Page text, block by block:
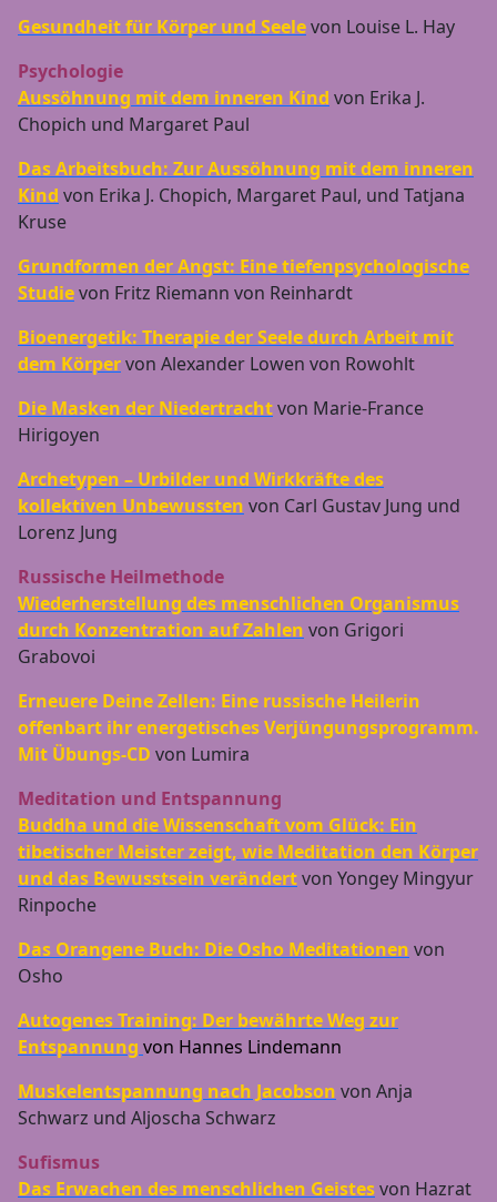
Gesundheit für Körper und Seelevon Louise L. Hay
Psychologie
Aussöhnung mit dem inneren Kind von Erika J.
Chopich und Margaret Paul
Das Arbeitsbuch: Zur Aussöhnung mit dem inneren
Kind von Erika J. Chopich, Margaret Paul, und Tatjana
Kruse
Grundformen der Angst: Eine tiefenpsychologische
Studievon Fritz Riemann von Reinhardt
Bioenergetik: Therapie der Seele durch Arbeit mit
dem Körpervon Alexander Lowen von Rowohlt
Die Masken der Niedertrachtvon Marie-France
Hirigoyen
Archetypen – Urbilder und Wirkkräfte des
kollektiven Unbewussten von Carl Gustav Jung und
Lorenz Jung
Russische Heilmethode
Wiederherstellung des menschlichen Organismus
durch Konzentration auf Zahlen von Grigori
Grabovoi
Erneuere Deine Zellen: Eine russische Heilerin
offenbart ihr energetisches Verjüngungsprogramm.
Mit Übungs-CD von Lumira
Meditation und Entspannung
Buddha und die Wissenschaft vom Glück: Ein
tibetischer Meister zeigt, wie Meditation den Körper
und das Bewusstsein verändertvon Yongey Mingyur
Rinpoche
Das Orangene Buch: Die Osho Meditationen von
Osho
Autogenes Training: Der bewährte Weg zur
Entspannung von Hannes Lindemann
Muskelentspannung nach Jacobson von Anja
Schwarz und Aljoscha Schwarz
Sufismus
Das Erwachen des menschlichen Geistesvon Hazrat